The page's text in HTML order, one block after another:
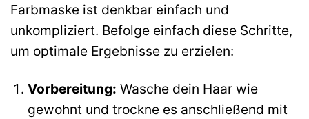
Farbmaske ist denkbar einfach und
unkompliziert. Befolge einfach diese Schritte,
um optimale Ergebnisse zu erzielen:
Vorbereitung: Wasche dein Haar wie
gewohnt und trockne es anschließend mit